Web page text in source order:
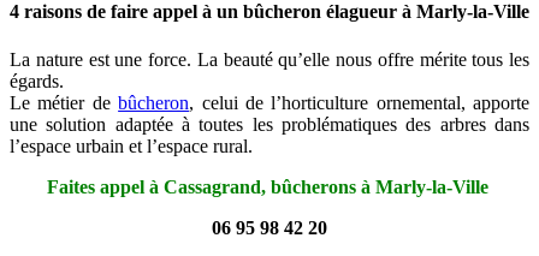
4 raisons de faire appel à un bûcheron élagueur à Marly-la-Ville
La nature est une force. La beauté qu’elle nous offre mérite tous les
égards.
Le métier debûcheron, celui de l’horticulture ornemental, apporte
une solution adaptée à toutes les problématiques des arbres dans
l’espace urbain et l’espace rural.
Faites appel à Cassagrand, bûcherons à Marly-la-Ville
06 95 98 42 20